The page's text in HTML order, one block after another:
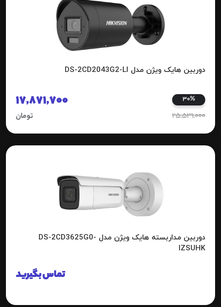
دوربین هایک ویژن مدل DS-2CD2043G2-LI
30%
25,531,000
17,871,700
تومان
دوربین مداربسته هایک ویژن مدل DS-2CD3625G0-
IZSUHK
تماس بگیرید